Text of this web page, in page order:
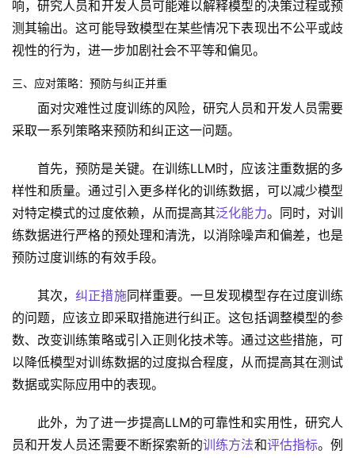
响，研究人员和开发人员可能难以解释模型的决策过程或预
测其输出。这可能导致模型在某些情况下表现出不公平或歧
视性的行为，进一步加剧社会不平等和偏见。
三、应对策略：预防与纠正并重
面对灾难性过度训练的风险，研究人员和开发人员需要
采取一系列策略来预防和纠正这一问题。
首先，预防是关键。在训练LLM时，应该注重数据的多
样性和质量。通过引入更多样化的训练数据，可以减少模型
对特定模式的过度依赖，从而提高其泛化能力。同时，对训
练数据进行严格的预处理和清洗，以消除噪声和偏差，也是
预防过度训练的有效手段。
其次，纠正措施同样重要。一旦发现模型存在过度训练
的问题，应该立即采取措施进行纠正。这包括调整模型的参
数、改变训练策略或引入正则化技术等。通过这些措施，可
以降低模型对训练数据的过度拟合程度，从而提高其在测试
数据或实际应用中的表现。
此外，为了进一步提高LLM的可靠性和实用性，研究人
员和开发人员还需要不断探索新的训练方法和评估指标。例